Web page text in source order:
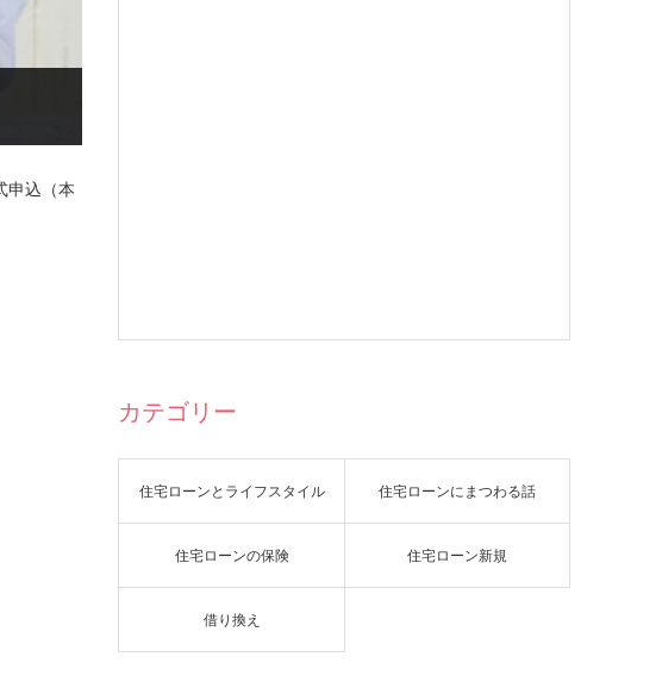
申込（本
カテゴリー
住宅ローンとライフスタイル 住宅ローンにまつわる話
住宅ローンの保険 住宅ローン新規
借り換え